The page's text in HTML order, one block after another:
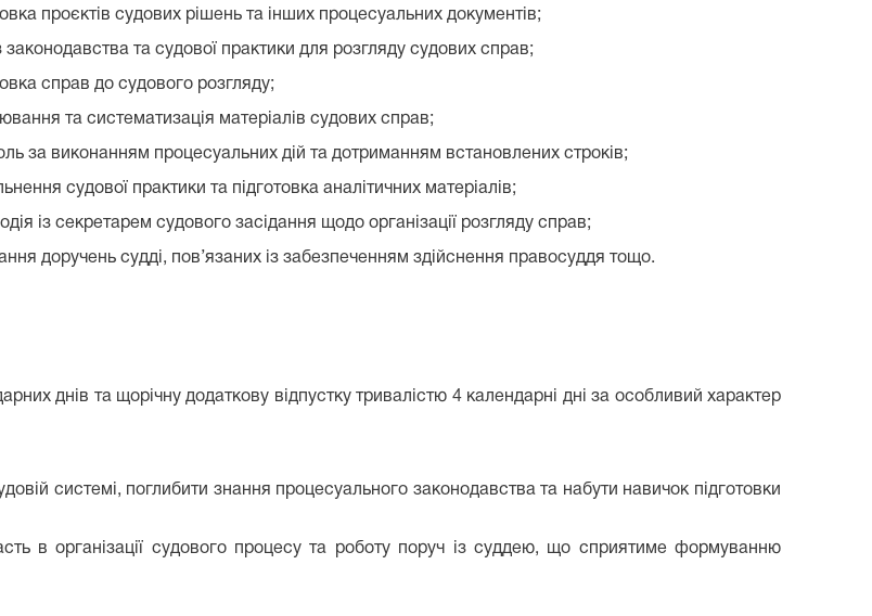
проєктів судових рішень та інших процесуальних документів;
законодавства та судової практики для розгляду судових справ;
справ до судового розгляду;
та систематизація матеріалів судових справ;
за виконанням процесуальних дій та дотриманням встановлених строків;
судової практики та підготовка аналітичних матеріалів;
із секретарем судового засідання щодо організації розгляду справ;
доручень судді, пов’язаних із забезпеченням здійснення правосуддя тощо.
днів та щорічну додаткову відпустку тривалістю 4 календарні дні за особливий характер
системі, поглибити знання процесуального законодавства та набути навичок підготовки
в організації судового процесу та роботу поруч із суддею, що сприятиме формуванню